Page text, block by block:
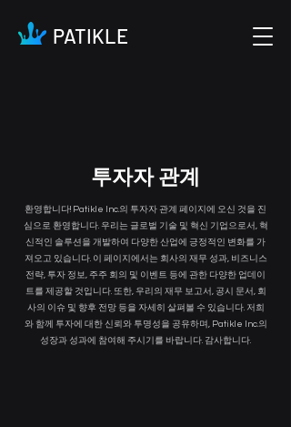
PATIKLE
​투자자 관계
환영합니다! Patikle Inc.의 투자자 관계 페이지에 오신 것을 진
심으로 환영합니다. 우리는 글로벌 기술 및 혁신 기업으로서, 혁
신적인 솔루션을 개발하여 다양한 산업에 긍정적인 변화를 가
져오고 있습니다. 이 페이지에서는 회사의 재무 성과, 비즈니스
전략, 투자 정보, 주주 회의 및 이벤트 등에 관한 다양한 업데이
트를 제공할 것입니다. 또한, 우리의 재무 보고서, 공시 문서, 회
사의 이슈 및 향후 전망 등을 자세히 살펴볼 수 있습니다. 저희
와 함께 투자에 대한 신뢰와 투명성을 공유하며, Patikle Inc.의
성장과 성과에 참여해 주시기를 바랍니다. 감사합니다.